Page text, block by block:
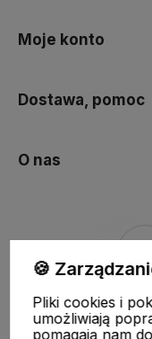
Moje konto
Dostawa, pomoc
O nas
Sklep internetowy
🍪
Pliki cookies i
umożliwiają
pomagają nam